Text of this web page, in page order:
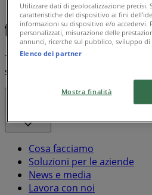
Galassia
Chicco Frosta
Tiendeo fa parte di Shopfully,
sta reinventando lo shopping
Cosa facciamo
Soluzioni per le aziende
News e media
Lavora con noi
Utilizzare dati di geolocalizzazione precisi.
caratteristiche del dispositivo ai fini
informazioni su dispositivo e/o accedervi.
personalizzati, misurazione delle
annunci, ricerche sul pubblico, sviluppo di
Elenco dei partner
Mostra finalità